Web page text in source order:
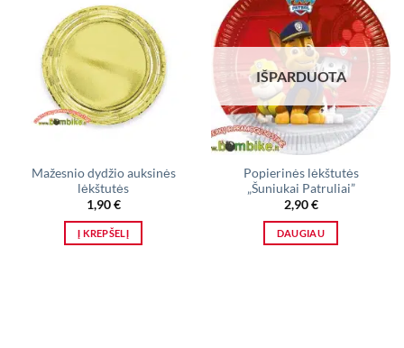
Mažesnio dydžio auksinės
lėkštutės
1,90€
Į KREPŠELĮ
IŠPARDUOTA
Popierinės lėkštutės
„Šuniukai Patruliai”
2,90€
DAUGIAU